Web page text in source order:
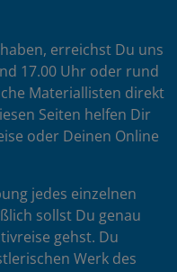
erreichst Du uns
17.00 Uhr oder rund
Materiallisten direkt
Seiten helfen Dir
oder Deinen Online
jedes einzelnen
sollst Du genau
gehst. Du
Werk des